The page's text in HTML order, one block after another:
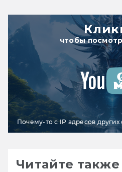
чтобы
Почему-то с IP адресов
Читайте также